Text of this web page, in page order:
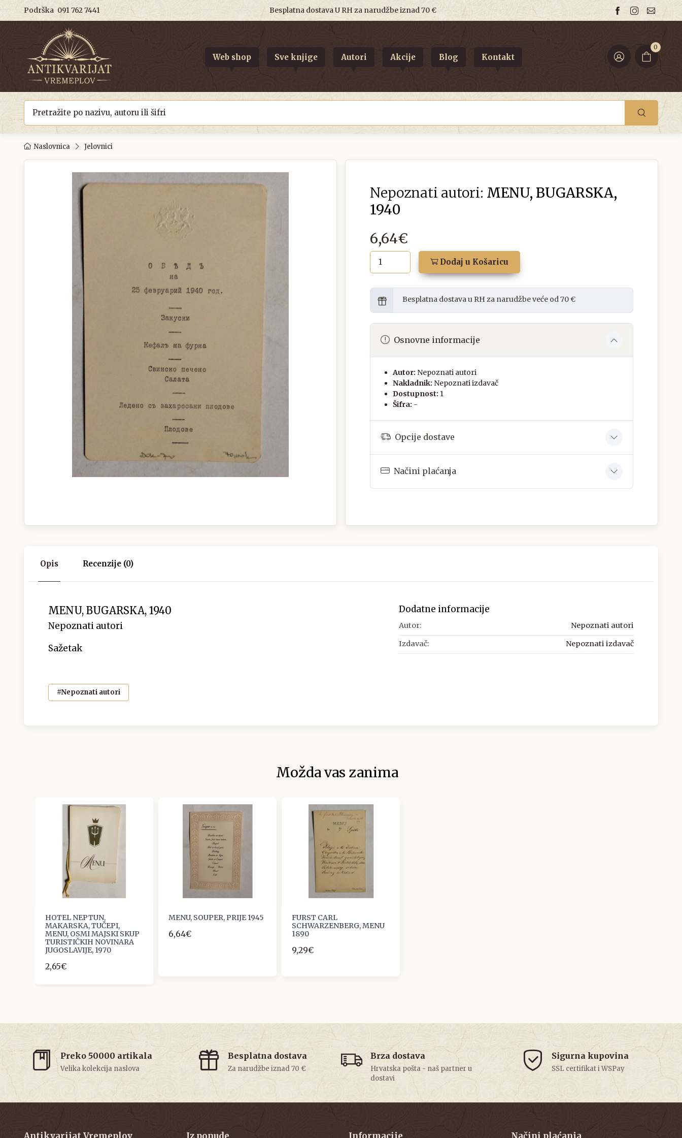
Podrška 091 762 7441 Besplatna dostava U RH za narudžbe iznad 70 €
0
Web shop Sve knjige Autori Akcije Blog Kontakt
Naslovnica Jelovnici
Nepoznati autori: MENU, BUGARSKA,
1940
6,64€
Dodaj u Košaricu
Besplatna dostava u RH za narudžbe veće od 70 €
Osnovne informacije
Autor: Nepoznati autori
Nakladnik: Nepoznati izdavač
Dostupnost: 1
Šifra: -
Opcije dostave
Načini plaćanja
Opis Recenzije (0)
MENU, BUGARSKA, 1940
Nepoznati autori
Sažetak
#Nepoznati autori
Dodatne informacije
Autor: Nepoznati autori
Izdavač: Nepoznati izdavač
Možda vas zanima
HOTEL NEPTUN,
MAKARSKA, TUČEPI,
MENU, OSMI MAJSKI SKUP
TURISTIČKIH NOVINARA
JUGOSLAVIJE, 1970
2,65€
MENU, SOUPER, PRIJE 1945
6,64€
FURST CARL
SCHWARZENBERG, MENU
1890
9,29€
Preko 50000 artikala
Velika kolekcija naslova
Besplatna dostava
Za narudžbe iznad 70 €
Brza dostava
Hrvatska pošta - naš partner u
dostavi
Sigurna kupovina
SSL certifikat i WSPay